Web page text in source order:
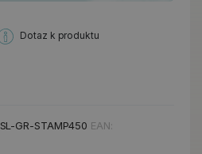
Dotaz k produktu
SL-GR-STAMP450 EAN: